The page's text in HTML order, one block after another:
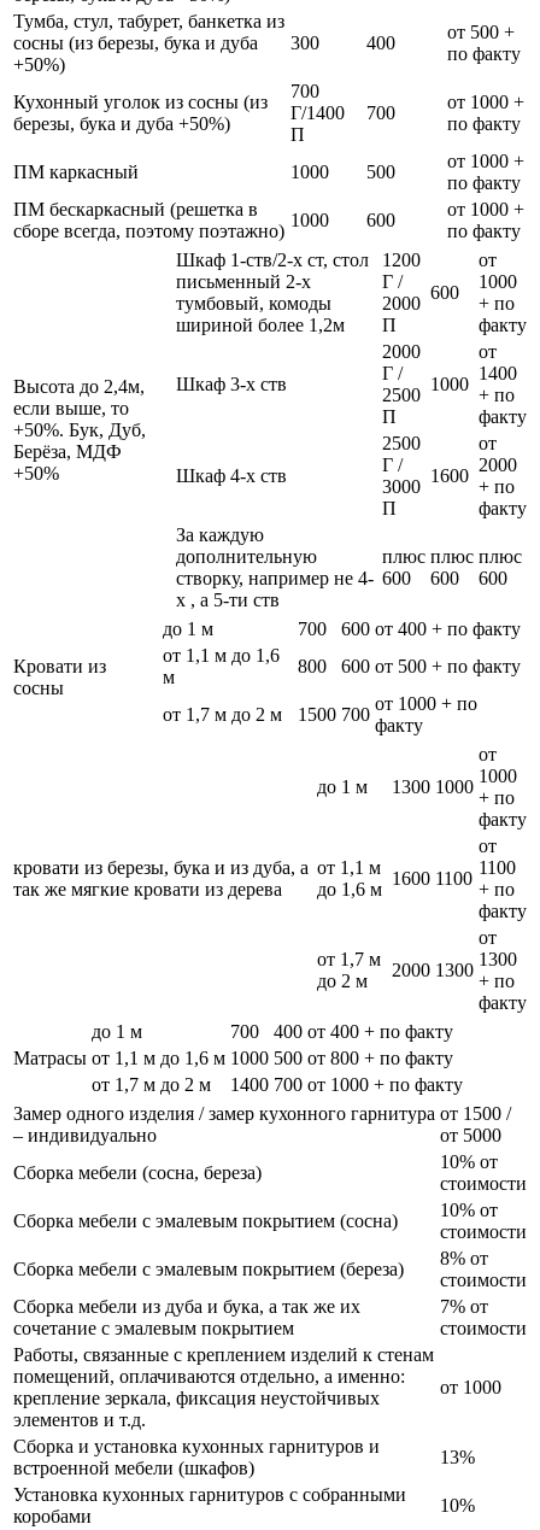
Тумба, стул, табурет, банкетка из
сосны (из березы, бука и дуба
+50%)
300 400
от 500 +
по факту
Кухонный уголок из сосны (из
березы, бука и дуба +50%)
700
Г/1400
П
700
от 1000 +
по факту
ПМ каркасный 1000 500
от 1000 +
по факту
ПМ бескаркасный (решетка в
сборе всегда, поэтому поэтажно)
1000 600
от 1000 +
по факту
Высота до 2,4м,
если выше, то
+50%. Бук, Дуб,
Берёза, МДФ
+50%
Шкаф 1-ств/2-х ст, стол
письменный 2-х
тумбовый, комоды
шириной более 1,2м
1200
Г /
2000
П
600
от
1000
+ по
факту
Шкаф 3-х ств
2000
Г /
2500
П
1000
от
1400
+ по
факту
Шкаф 4-х ств
2500
Г /
3000
П
1600
от
2000
+ по
факту
За каждую
дополнительную
створку, например не 4-
х , а 5-ти ств
плюс
600
плюс
600
плюс
600
Кровати из
сосны
до 1 м 700 600 от 400 + по факту
от 1,1 м до 1,6
м
800 600 от 500 + по факту
от 1,7 м до 2 м 1500 700
от 1000 + по
факту
кровати из березы, бука и из дуба, а
так же мягкие кровати из дерева
до 1 м 1300 1000
от
1000
+ по
факту
от 1,1 м
до 1,6 м
1600 1100
от
1100
+ по
факту
от 1,7 м
до 2 м
2000 1300
от
1300
+ по
факту
Матрасы
до 1 м 700 400 от 400 + по факту
от 1,1 м до 1,6 м 1000 500 от 800 + по факту
от 1,7 м до 2 м
1400 700 от 1000 + по факту
Замер одного изделия / замер кухонного гарнитура
– индивидуально
от 1500 /
от 5000
Сборка мебели (сосна, береза)
10% от
стоимости
Сборка мебели с эмалевым покрытием (сосна)
10% от
стоимости
Сборка мебели с эмалевым покрытием (береза)
8% от
стоимости
Сборка мебели из дуба и бука, а так же их
сочетание с эмалевым покрытием
7% от
стоимости
Работы, связанные с креплением изделий к стенам
помещений, оплачиваются отдельно, а именно:
крепление зеркала, фиксация неустойчивых
элементов и т.д.
от 1000
Сборка и установка кухонных гарнитуров и
встроенной мебели (шкафов)
13%
Установка кухонных гарнитуров с собранными
коробами
10%